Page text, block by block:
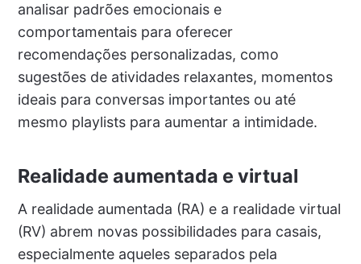
analisar padrões emocionais e
comportamentais para oferecer
recomendações personalizadas, como
sugestões de atividades relaxantes, momentos
ideais para conversas importantes ou até
mesmo playlists para aumentar a intimidade.
Realidade aumentada e virtual
A realidade aumentada (RA) e a realidade virtual
(RV) abrem novas possibilidades para casais,
especialmente aqueles separados pela